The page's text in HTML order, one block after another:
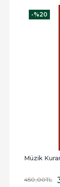
-%20
Müzik
450,00TL